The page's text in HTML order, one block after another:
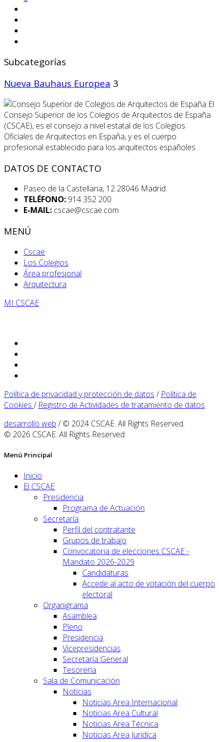
Subcategorías
Nueva Bauhaus Europea 3
El
Consejo Superior de los Colegios de Arquitectos de España
(CSCAE), es el consejo a nivel estatal de los Colegios
Oficiales de Arquitectos en España, y es el cuerpo
profesional establecido para los arquitectos españoles.
DATOS DE CONTACTO
Paseo de la Castellana, 12 28046 Madrid
TELÉFONO: 914 352 200
E-MAIL: cscae@cscae.com
MENÚ
Cscae
Los Colegios
Área profesional
Arquitectura
MI CSCAE
Política de privacidad y protección de datos / Política de
Cookies / Registro de Actividades de tratamiento de datos
desarrollo web / © 2024 CSCAE. All Rights Reserved.
© 2026 CSCAE. All Rights Reserved.
Menú Principal
Inicio
El CSCAE
Presidencia
Programa de Actuación
Secretaría
Perfil del contratante
Grupos de trabajo
Convocatoria de elecciones CSCAE -
Mandato 2026-2029
Candidaturas
Accede al acto de votación del cuerpo
electoral
Organigrama
Asamblea
Pleno
Presidencia
Vicepresidencias
Secretaría General
Tesorería
Sala de Comunicación
Noticias
Noticias Area Internacional
Noticias Area Cultural
Noticias Area Técnica
Noticias Area Jurídica